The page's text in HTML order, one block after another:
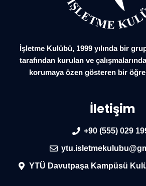
İşletme Kulübü, 1999 yılında bir
tarafından kurulan ve
korumaya özen gösteren bir
İletişim
+90 (555) 029
YTÜ Davutpaşa Kampüsü